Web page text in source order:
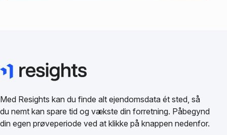
Med Resights kan du finde alt ejendomsdata ét sted, så
du nemt kan spare tid og vækste din forretning. Påbegynd
din egen prøveperiode ved at klikke på knappen nedenfor.